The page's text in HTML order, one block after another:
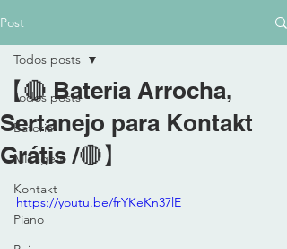
Post
Todos posts
Bateria
MIxagem
Kontakt
Piano
Todos posts
【🔴 Bateria Arrocha,
Sertanejo para Kontakt
Grátis /🔴】
https://youtu.be/frYKeKn37lE